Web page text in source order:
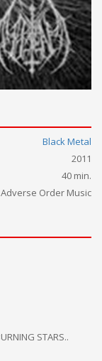
Black Metal
2011
40 min.
Adverse Order Music
STARS..